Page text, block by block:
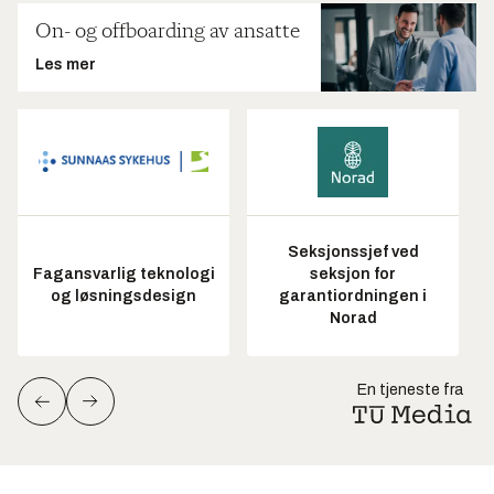
On- og offboarding av ansatte
Les mer
Fagansvarlig teknologi
og løsningsdesign
Seksjonssjef ved
seksjon for
garantiordningen i
Norad
En tjeneste fra